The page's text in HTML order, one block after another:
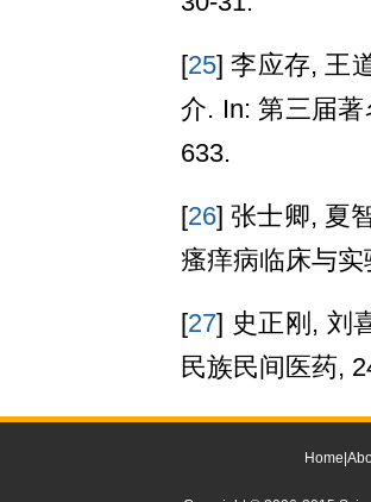
[25] 李应存, 王
介. In: 第三届
633.
[26] 张士卿, 夏
瘙痒病临床与
[27] 史正刚, 刘
民族民间医药,
Home|